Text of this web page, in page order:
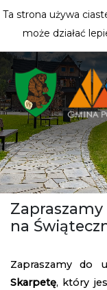
na
Zapraszamy do
Skarpetę, który
Ta strona używa
może działać